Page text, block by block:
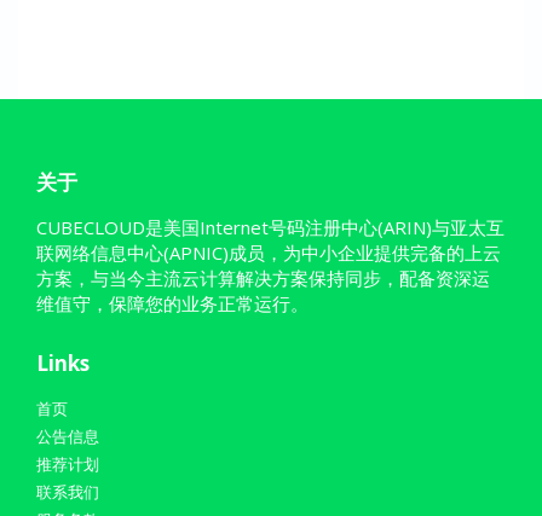
关于
CUBECLOUD是美国Internet号码注册中心(ARIN)与亚太互
联网络信息中心(APNIC)成员，为中小企业提供完备的上云
方案，与当今主流云计算解决方案保持同步，配备资深运
维值守，保障您的业务正常运行。
Links
首页
公告信息
推荐计划
联系我们